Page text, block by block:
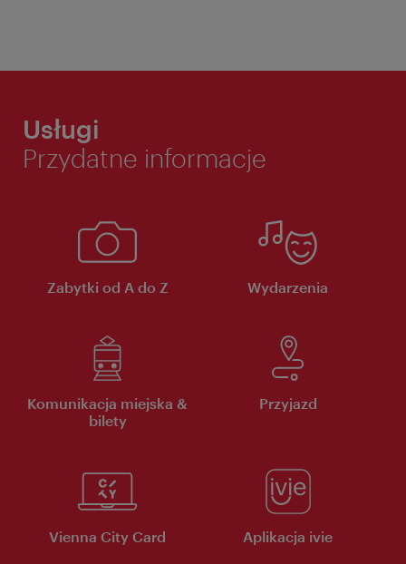
Usługi
Przydatne informacje
Zabytki od A do Z Wydarzenia
Komunikacja miejska &
bilety
Przyjazd
Vienna City Card Aplikacja ivie